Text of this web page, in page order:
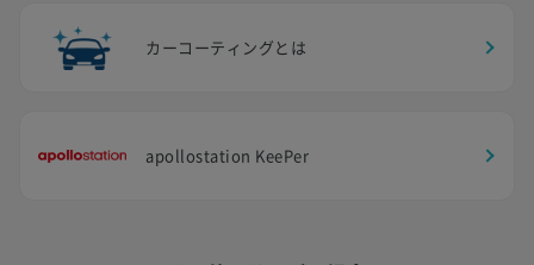
カーコーティングとは
apollostation KeePer